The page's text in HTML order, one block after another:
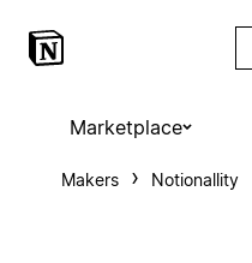
Marketplace
Makers Notionallity